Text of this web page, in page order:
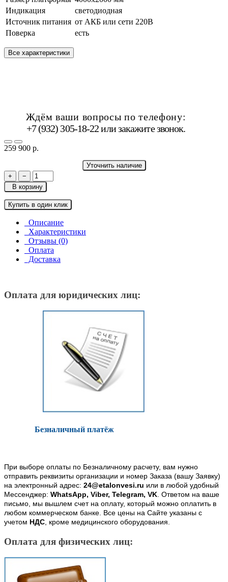
Индикация
светодиодная
Источник питания от АКБ или сети 220В
Поверка
есть
Все характеристики
Ждём ваши вопросы по телефону:
+7 (932) 305-18-22 илизакажите звонок.
259 900 р.
Уточнить наличие
+
−
В корзину
Купить в один клик
Описание
Характеристики
Отзывы (0)
Оплата
Доставка
Оплата для юридических лиц:
Безналичный платёж
При выборе оплаты по Безналичному расчету, вам нужно
отправить реквизиты организации и номер Заказа (вашу Заявку)
на электронный адрес: 24@etalonvesi.ru или в любой удобный
Мессенджер: WhatsApp, Viber, Telegram, VK. Ответом на ваше
письмо, мы вышлем счет на оплату, который можно оплатить в
любом коммерческом банке. Все цены на Сайте указаны с
учетом НДС, кроме медицинского оборудования.
Оплата для физических лиц: